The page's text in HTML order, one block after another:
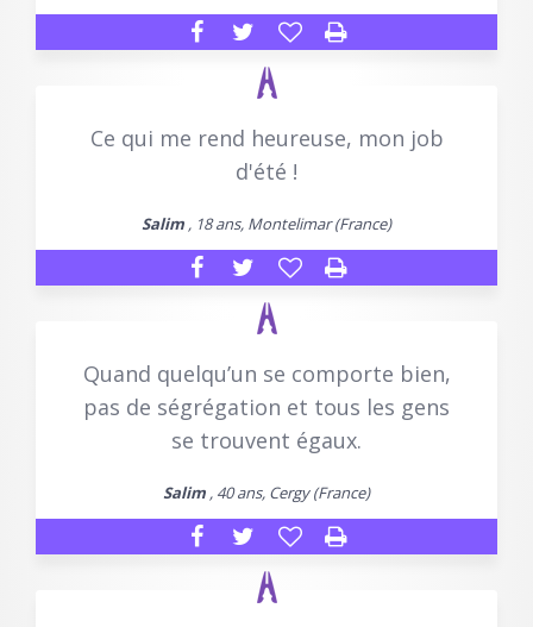
Ce qui me rend heureuse, mon job
d'été !
Salim , 18 ans, Montelimar (France)
Quand quelqu’un se comporte bien,
pas de ségrégation et tous les gens
se trouvent égaux.
Salim , 40 ans, Cergy (France)